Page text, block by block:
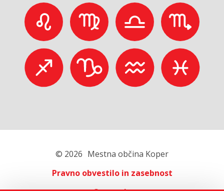
© 2026 Mestna občina Koper
Pravno obvestilo in zasebnost